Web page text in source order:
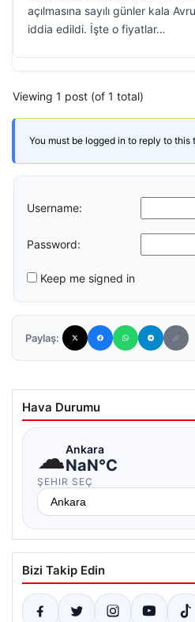
açılmasına sayılı günler kala
iddia edildi. İşte o fiyatlar…
Viewing 1 post (of 1 total)
You must be logged in to reply to this
Username:
Password:
Keep me signed in
Paylaş:
Hava Durumu
☁Ankara
NaN°C
ŞEHIR SEÇ
Bizi Takip Edin